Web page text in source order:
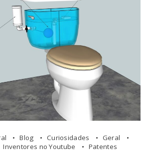
Blog Curiosidades
Geral
Inventores no Youtube Patentes